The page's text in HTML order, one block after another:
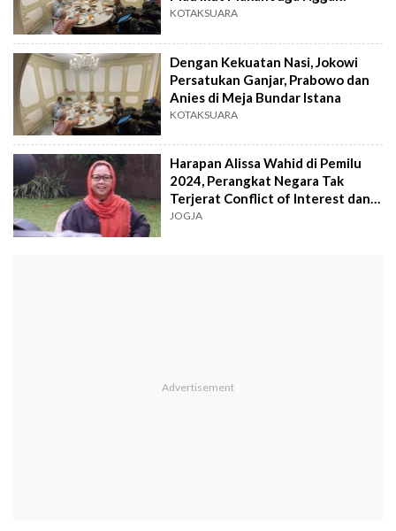
KOTAKSUARA
Dengan Kekuatan Nasi, Jokowi
Persatukan Ganjar, Prabowo dan
Anies di Meja Bundar Istana
KOTAKSUARA
Harapan Alissa Wahid di Pemilu
2024, Perangkat Negara Tak
Terjerat Conflict of Interest dan
Masyarakat Lebih Bijak
JOGJA